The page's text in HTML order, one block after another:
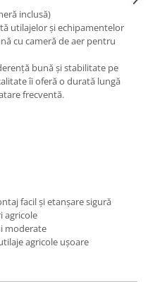
inclusă)
utilajelor și echipamentelor
cu cameră de aer pentru
bună și stabilitate pe
îi oferă o durată lungă
frecventă.
facil și etanșare sigură
agricole
moderate
agricole ușoare